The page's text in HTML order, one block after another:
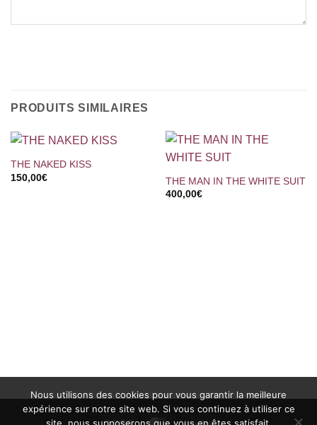
PRODUITS SIMILAIRES
THE NAKED KISS
150,00€
THE MAN IN THE WHITE SUIT
400,00€
Nous utilisons des cookies pour vous garantir la meilleure
expérience sur notre site web. Si vous continuez à utiliser ce
site, nous supposerons que vous en êtes satisfait.